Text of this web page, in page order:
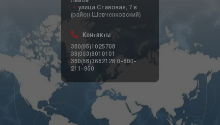
улица Ставовая, 7 в
(район Шевченковский)
Контакты
380(95)1025708
38(093)8010101
380(68)3682128 0-800-
211-950